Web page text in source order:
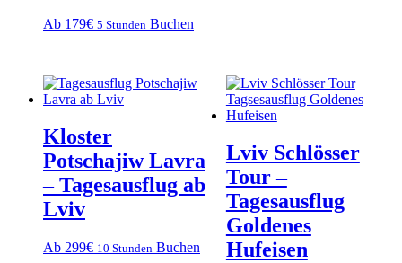
Ab 179€ 5 Stunden Buchen
Kloster
Potschajiw Lavra
– Tagesausflug ab
Lviv
Ab 299€ 10 Stunden Buchen
Lviv Schlösser
Tour –
Tagesausflug
Goldenes
Hufeisen